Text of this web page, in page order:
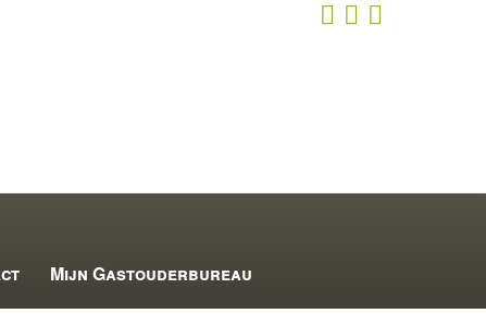
Mijn Gastouderbureau